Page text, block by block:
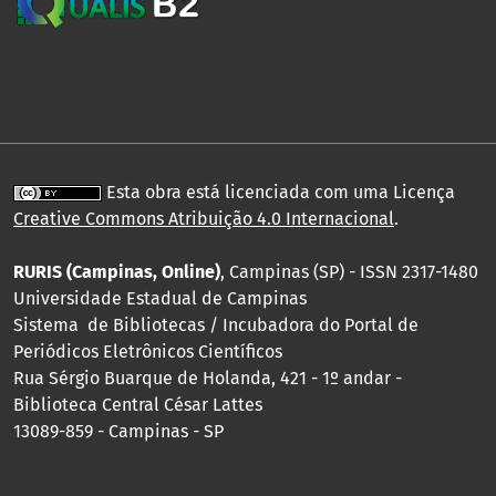
Esta obra está licenciada com uma Licença
Creative Commons Atribuição 4.0 Internacional.
RURIS (Campinas, Online), Campinas (SP) - ISSN 2317-1480
Universidade Estadual de Campinas
Sistema de Bibliotecas / Incubadora do Portal de
Periódicos Eletrônicos Científicos
Rua Sérgio Buarque de Holanda, 421 - 1º andar -
Biblioteca Central César Lattes
13089-859 - Campinas - SP